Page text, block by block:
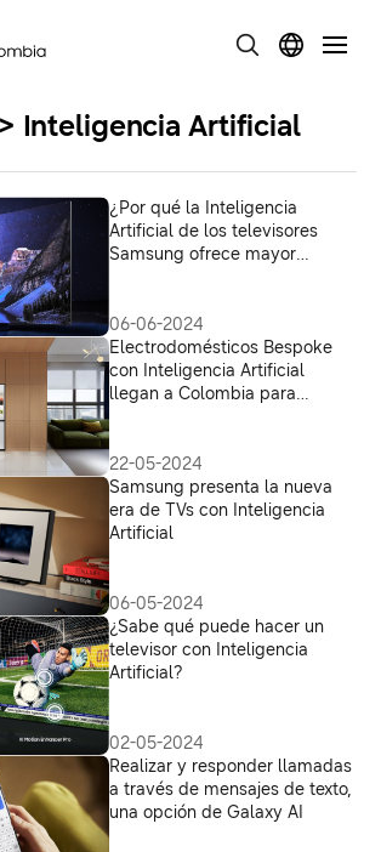
Inteligencia Artificial
¿Por qué la Inteligencia
Artificial de los televisores
Samsung ofrece mayor
06-06-2024
Electrodomésticos Bespoke
con Inteligencia Artificial
llegan a Colombia para
22-05-2024
Samsung presenta la nueva
era de TVs con Inteligencia
Artificial
06-05-2024
¿Sabe qué puede hacer un
televisor con Inteligencia
Artificial?
02-05-2024
Realizar y responder llamadas
a través de mensajes de texto,
una opción de Galaxy AI